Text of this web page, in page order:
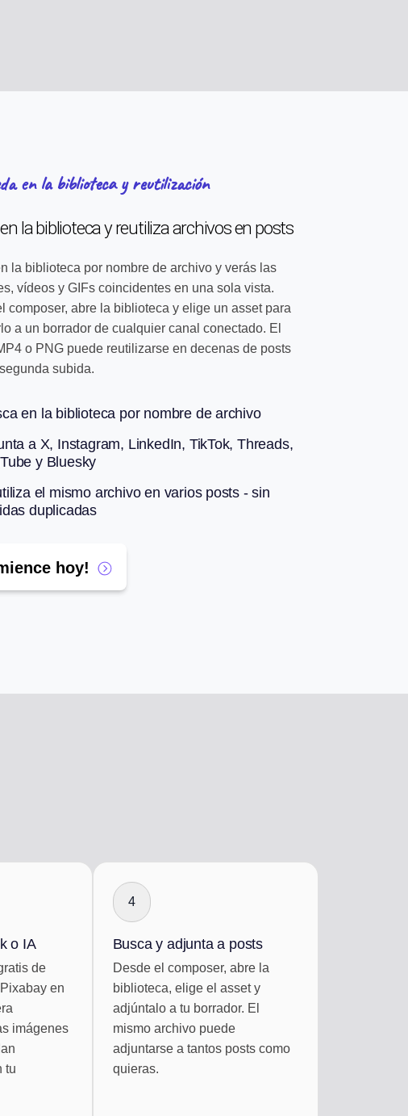
en la biblioteca y reutilización
la biblioteca y reutiliza archivos en posts
la biblioteca por nombre de archivo y verás las
vídeos y GIFs coincidentes en una sola vista.
composer, abre la biblioteca y elige un asset para
a un borrador de cualquier canal conectado. El
o PNG puede reutilizarse en decenas de posts
subida.
en la biblioteca por nombre de archivo
a X, Instagram, LinkedIn, TikTok, Threads,
y Bluesky
el mismo archivo en varios posts - sin
duplicadas
hoy!
o IA
de
en
imágenes
tu
4
Busca y adjunta a posts
Desde el composer, abre la
biblioteca, elige el asset y
adjúntalo a tu borrador. El
mismo archivo puede
adjuntarse a tantos posts como
quieras.